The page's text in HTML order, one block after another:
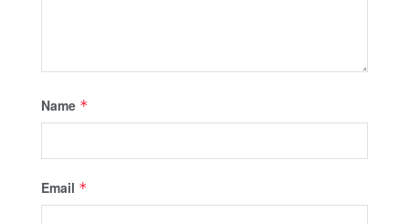
Name *
Email *